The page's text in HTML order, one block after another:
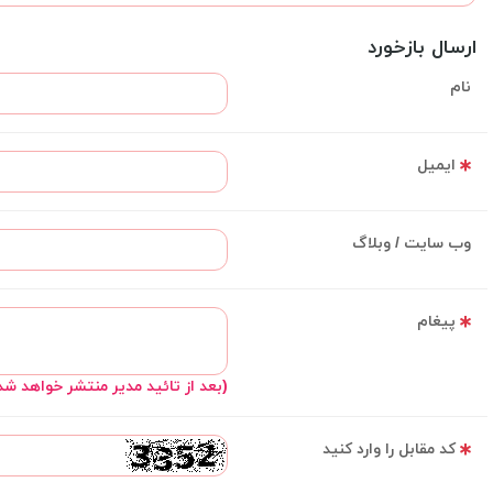
ارسال بازخورد
نام
ایمیل
وب سایت / وبلاگ
پیغام
(بعد از تائید مدیر منتشر خواهد
کد مقابل را وارد کنید